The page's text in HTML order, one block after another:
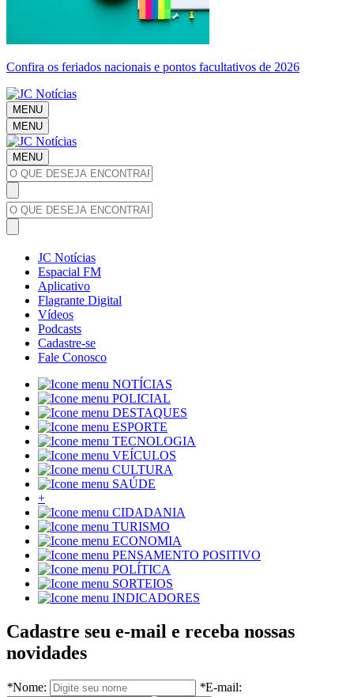
Confira os feriados nacionais e pontos facultativos de 2026
MENU
MENU
MENU
JC Notícias
Espacial FM
Aplicativo
Flagrante Digital
Vídeos
Podcasts
Cadastre-se
Fale Conosco
NOTÍCIAS
POLICIAL
DESTAQUES
ESPORTE
TECNOLOGIA
VEÍCULOS
CULTURA
SAÚDE
+
CIDADANIA
TURISMO
ECONOMIA
PENSAMENTO POSITIVO
POLÍTICA
SORTEIOS
INDICADORES
Cadastre seu e-mail e receba nossas
novidades
*Nome: *E-mail: